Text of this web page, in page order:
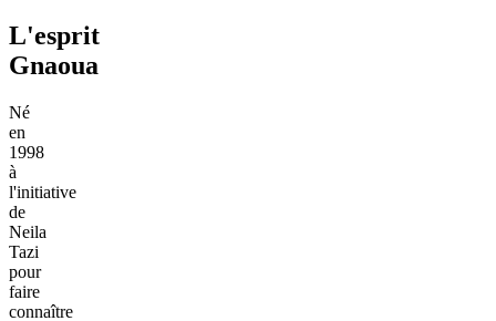
L'esprit
Gnaoua
Né
en
1998
à
l'initiative
de
Neila
Tazi
pour
faire
connaître